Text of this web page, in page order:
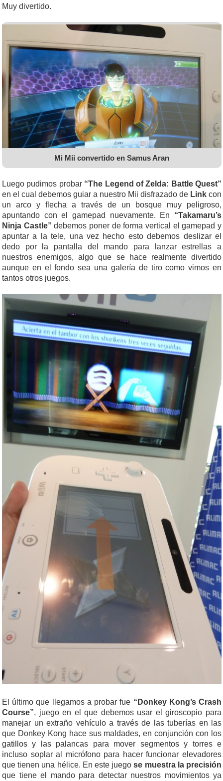
Muy divertido.
Mi Mii convertido en Samus Aran
Luego pudimos probar “The Legend of Zelda: Battle Quest”
en el cual debemos guiar a nuestro Mii disfrazado de Link con
un arco y flecha a través de un bosque muy peligroso,
apuntando con el gamepad nuevamente. En “Takamaru’s
Ninja Castle” debemos poner de forma vertical el gamepad y
apuntar a la tele, una vez hecho esto debemos deslizar el
dedo por la pantalla del mando para lanzar estrellas a
nuestros enemigos, algo que se hace realmente divertido
aunque en el fondo sea una galería de tiro como vimos en
tantos otros juegos.
El último que llegamos a probar fue “Donkey Kong’s Crash
Course”, juego en el que debemos usar el giroscopio para
manejar un extraño vehículo a través de las tuberías en las
que Donkey Kong hace sus maldades, en conjunción con los
gatillos y las palancas para mover segmentos y torres e
incluso soplar al micrófono para hacer funcionar elevadores
que tienen una hélice. En este juegose muestra la precisión
que tiene el mando para detectar nuestros movimientos ya